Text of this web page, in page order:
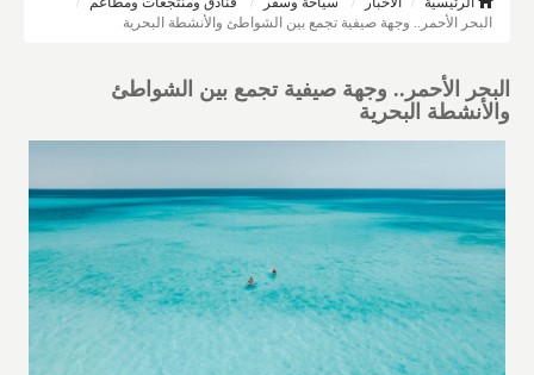
البحر الأحمر.. وجهة صيفية تجمع بين الشواطئ والأنشطة البحرية
البحر الأحمر.. وجهة صيفية تجمع بين الشواطئ
والأنشطة البحرية